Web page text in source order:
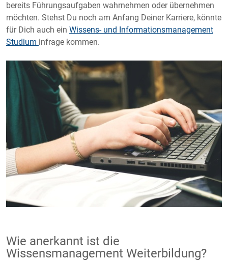
bereits Führungsaufgaben wahrnehmen oder übernehmen
möchten. Stehst Du noch am Anfang Deiner Karriere, könnte
für Dich auch ein Wissens- und Informationsmanagement
Studium infrage kommen.
Wie anerkannt ist die
Wissensmanagement Weiterbildung?